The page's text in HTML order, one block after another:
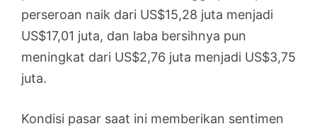
perseroan naik dari US$15,28 juta menjadi
US$17,01 juta, dan laba bersihnya pun
meningkat dari US$2,76 juta menjadi US$3,75
juta.
Kondisi pasar saat ini memberikan sentimen